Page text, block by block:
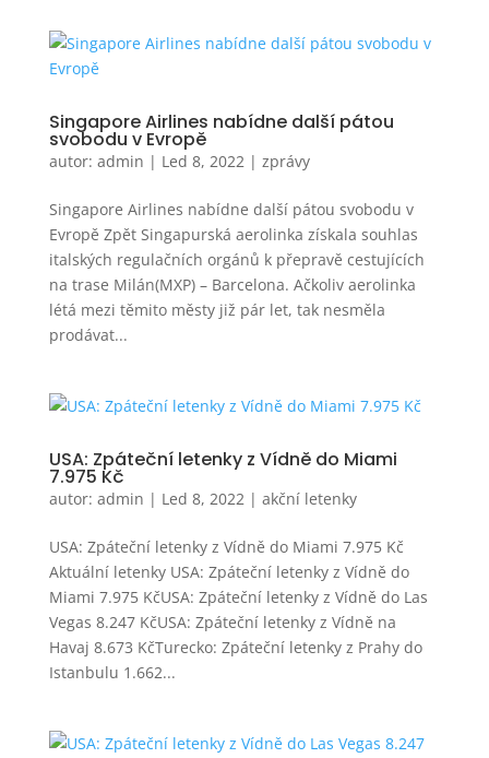
Singapore Airlines nabídne další pátou
svobodu v Evropě
autor: admin | Led 8, 2022| zprávy
Singapore Airlines nabídne další pátou svobodu v
Evropě Zpět Singapurská aerolinka získala souhlas
italských regulačních orgánů k přepravě cestujících
na trase Milán(MXP) – Barcelona. Ačkoliv aerolinka
létá mezi těmito městy již pár let, tak nesměla
prodávat...
USA: Zpáteční letenky z Vídně do Miami
7.975 Kč
autor: admin | Led 8, 2022| akční letenky
USA: Zpáteční letenky z Vídně do Miami 7.975 Kč
Aktuální letenky USA: Zpáteční letenky z Vídně do
Miami 7.975 KčUSA: Zpáteční letenky z Vídně do Las
Vegas 8.247 KčUSA: Zpáteční letenky z Vídně na
Havaj 8.673 KčTurecko: Zpáteční letenky z Prahy do
Istanbulu 1.662...